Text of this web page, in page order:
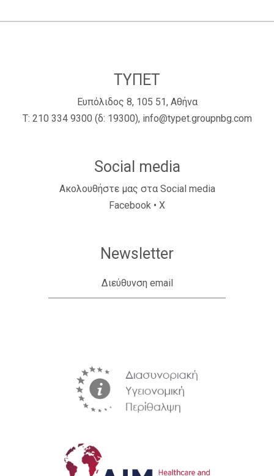
ΤΥΠΕΤ
Ευπόλιδος 8, 105 51, Αθήνα
Τ: 210 334 9300 (δ: 19300), info@typet.groupnbg.com
Social media
Ακολουθήστε μας στα Social media
Facebook • X
Newsletter
Διεύθυνση email